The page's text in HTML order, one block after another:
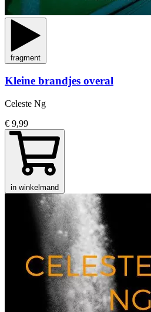
fragment
Kleine brandjes overal
Celeste Ng
€ 9,99
in winkelmand